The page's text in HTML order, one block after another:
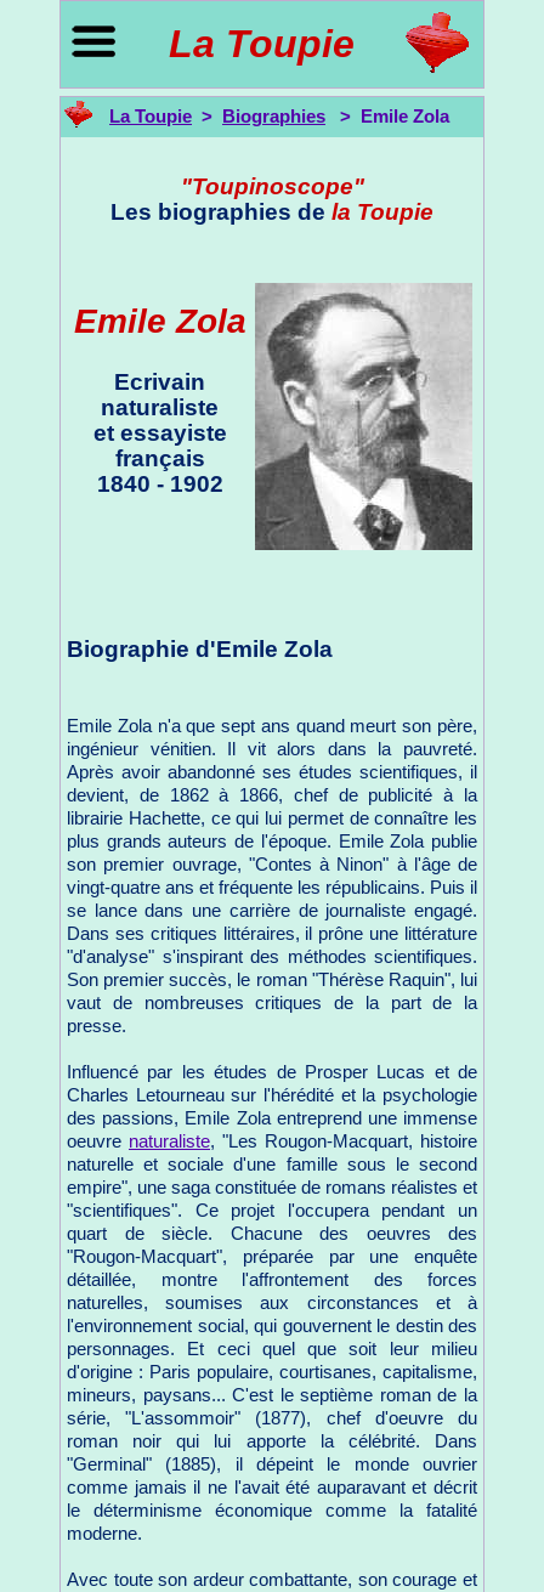
La Toupie
La Toupie > Biographies > Emile Zola
"Toupinoscope"
Les biographies de la Toupie
Emile Zola
Ecrivain
naturaliste
et essayiste
français
1840 - 1902
Biographie d'Emile Zola
Emile Zola n'a que sept ans quand meurt son père,
ingénieur vénitien. Il vit alors dans la pauvreté.
Après avoir abandonné ses études scientifiques, il
devient, de 1862 à 1866, chef de publicité à la
librairie Hachette, ce qui lui permet de connaître les
plus grands auteurs de l'époque. Emile Zola publie
son premier ouvrage, "Contes à Ninon" à l'âge de
vingt-quatre ans et fréquente les républicains. Puis il
se lance dans une carrière de journaliste engagé.
Dans ses critiques littéraires, il prône une littérature
"d'analyse" s'inspirant des méthodes scientifiques.
Son premier succès, le roman "Thérèse Raquin", lui
vaut de nombreuses critiques de la part de la
presse.
Influencé par les études de Prosper Lucas et de
Charles Letourneau sur l'hérédité et la psychologie
des passions, Emile Zola entreprend une immense
oeuvre naturaliste, "Les Rougon-Macquart, histoire
naturelle et sociale d'une famille sous le second
empire", une saga constituée de romans réalistes et
"scientifiques". Ce projet l'occupera pendant un
quart de siècle. Chacune des oeuvres des
"Rougon-Macquart", préparée par une enquête
détaillée, montre l'affrontement des forces
naturelles, soumises aux circonstances et à
l'environnement social, qui gouvernent le destin des
personnages. Et ceci quel que soit leur milieu
d'origine : Paris populaire, courtisanes, capitalisme,
mineurs, paysans... C'est le septième roman de la
série, "L'assommoir" (1877), chef d'oeuvre du
roman noir qui lui apporte la célébrité. Dans
"Germinal" (1885), il dépeint le monde ouvrier
comme jamais il ne l'avait été auparavant et décrit
le déterminisme économique comme la fatalité
moderne.
Avec toute son ardeur combattante, son courage et